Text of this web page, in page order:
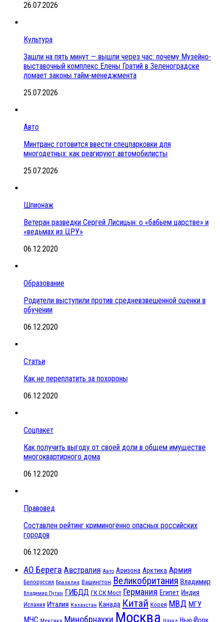
26.07.2026
Культура
Зашли на пять минут — вышли через час: почему Музейно-
выставочный комплекс Елены Гратий в Зеленоградске
ломает законы тайм-менеджмента
25.07.2026
Авто
Минтранс готовится ввести спецпарковки для
многодетных: как реагируют автомобилисты
25.07.2026
Шпионаж
Ветеран разведки Сергей Лисицын: о «бабьем царстве» и
«ведьмах из ЦРУ»
06.12.2020
Образование
Родители выступили против средневзвешенной оценки в
обучении
06.12.2020
Статьи
Как не переплатить за похороны
06.12.2020
Соцпакет
Как получить выгоду от своей доли в общем имуществе
многоквартирного дома
06.12.2020
Правовед
Составлен рейтинг криминогенно опасных российских
городов
06.12.2020
АО Берега Австралия Авто Аризона Арктика Армия
Белоруссия Бразилия Вашингтон Великобритания Владимир
Владимир Путин ГИБДД ГК СК Мост Германия Египет Индия
Испания Италия Казахстан Канада Китай Корея МВД МГУ
МЧС Минобрнауки Москва Нью-Йорк